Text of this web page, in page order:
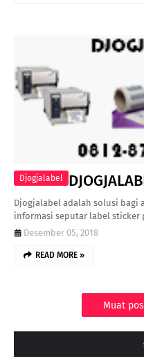
Djogjalabel
Djogjalabel adalah solusi bagi
informasi seputar label
Desember 05, 2018
READ MORE »
Muat